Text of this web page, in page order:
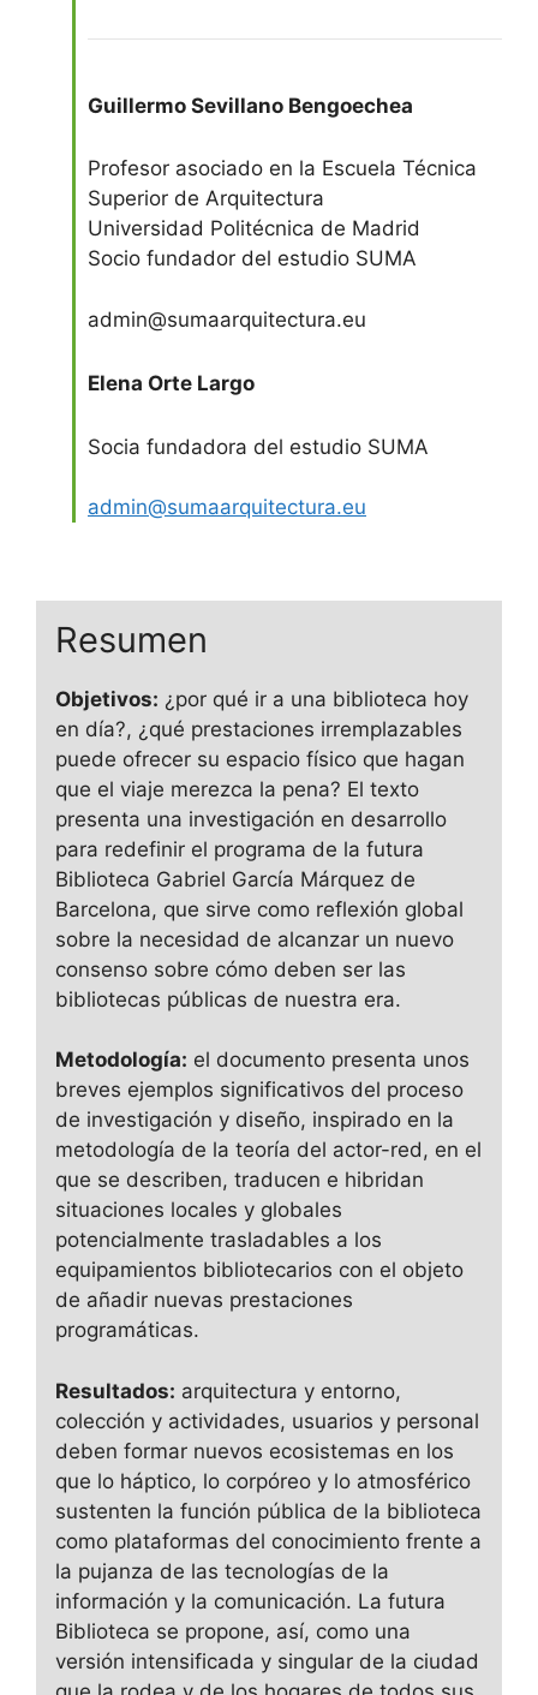
Guillermo Sevillano Bengoechea
Profesor asociado en la Escuela Técnica
Superior de Arquitectura
Universidad Politécnica de Madrid
Socio fundador del estudio SUMA
admin@sumaarquitectura.eu
Elena Orte Largo
Socia fundadora del estudio SUMA
admin@sumaarquitectura.eu
Resumen
Objetivos: ¿por qué ir a una biblioteca hoy
en día?, ¿qué prestaciones irremplazables
puede ofrecer su espacio físico que hagan
que el viaje merezca la pena? El texto
presenta una investigación en desarrollo
para redefinir el programa de la futura
Biblioteca Gabriel García Márquez de
Barcelona, que sirve como reflexión global
sobre la necesidad de alcanzar un nuevo
consenso sobre cómo deben ser las
bibliotecas públicas de nuestra era.
Metodología: el documento presenta unos
breves ejemplos significativos del proceso
de investigación y diseño, inspirado en la
metodología de la teoría del actor-red, en el
que se describen, traducen e hibridan
situaciones locales y globales
potencialmente trasladables a los
equipamientos bibliotecarios con el objeto
de añadir nuevas prestaciones
programáticas.
Resultados: arquitectura y entorno,
colección y actividades, usuarios y personal
deben formar nuevos ecosistemas en los
que lo háptico, lo corpóreo y lo atmosférico
sustenten la función pública de la biblioteca
como plataformas del conocimiento frente a
la pujanza de las tecnologías de la
información y la comunicación. La futura
Biblioteca se propone, así, como una
versión intensificada y singular de la ciudad